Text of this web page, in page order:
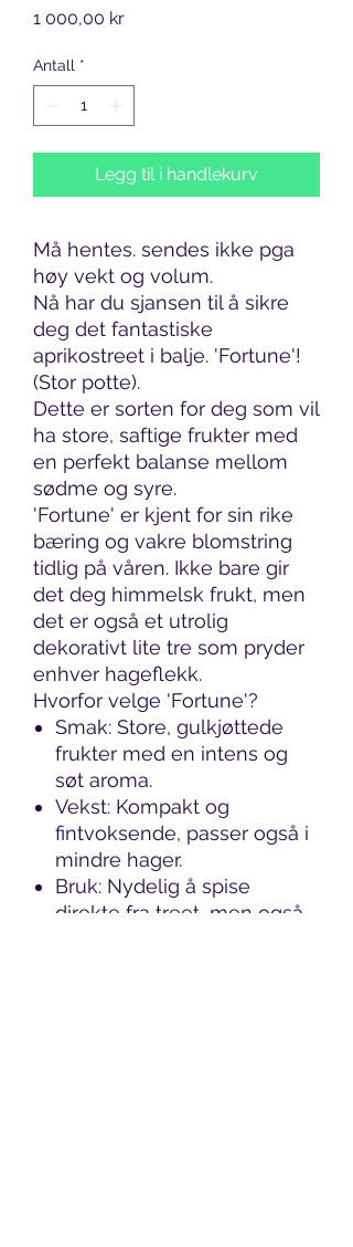
1 000,00 krPris
Antall *
Legg til i handlekurv
Må hentes. sendes ikke pga
høy vekt og volum.
Nå har du sjansen til å sikre
deg det fantastiske
aprikostreet i balje. 'Fortune'!
(Stor potte).
Dette er sorten for deg som vil
ha store, saftige frukter med
en perfekt balanse mellom
sødme og syre.
'Fortune' er kjent for sin rike
bæring og vakre blomstring
tidlig på våren. Ikke bare gir
det deg himmelsk frukt, men
det er også et utrolig
dekorativt lite tre som pryder
enhver hageflekk.
Hvorfor velge 'Fortune'?
Smak: Store, gulkjøttede
frukter med en intens og
søt aroma.
Vekst: Kompakt og
fintvoksende, passer også i
mindre hager.
Bruk: Nydelig å spise
direkte fra treet, men også